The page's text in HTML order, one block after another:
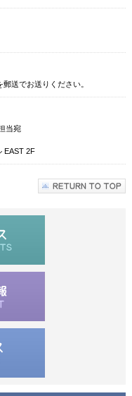
送でお送りください。
当宛
EAST 2F